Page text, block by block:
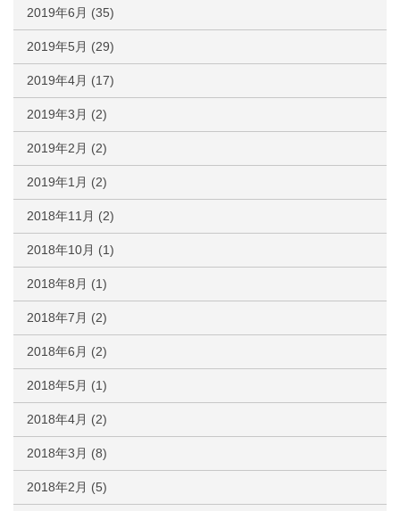
2019年6月 (35)
2019年5月 (29)
2019年4月 (17)
2019年3月 (2)
2019年2月 (2)
2019年1月 (2)
2018年11月 (2)
2018年10月 (1)
2018年8月 (1)
2018年7月 (2)
2018年6月 (2)
2018年5月 (1)
2018年4月 (2)
2018年3月 (8)
2018年2月 (5)